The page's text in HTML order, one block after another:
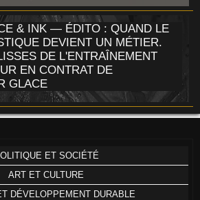
& INK — ÉDITO : QUAND LE
DEVIENT UN MÉTIER.
DE L'ENTRAÎNEMENT
EN CONTRAT DE
GLACE
ET SOCIÉTÉ
ART ET CULTURE
DÉVELOPPEMENT DURABLE